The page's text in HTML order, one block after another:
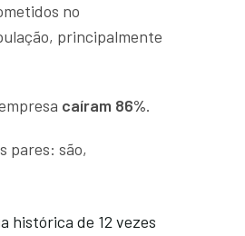
no
principalmente
caíram 86%.
pares: são,
histórica de 12 vezes